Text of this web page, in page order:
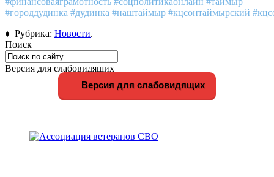
#городдудинка #дудинка #наштаймыр #кцсонтаймырский
♦ Рубрика: Новости.
Поиск
Версия для слабовидящих
Версия для слабовидящих